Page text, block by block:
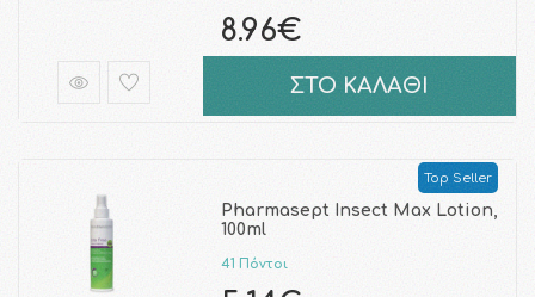
8.96€
ΣΤΟ ΚΑΛΑΘΙ
Top Seller
Pharmasept Insect Max Lotion,
100ml
41 Πόντοι